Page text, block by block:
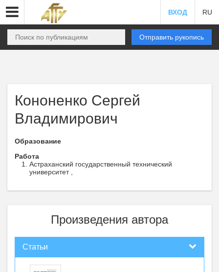
ВХОД RU
Отправить рукопись
Кононенко Сергей
Владимирович
Образование
Работа
Астраханский государственный технический
университет ,
Произведения автора
Статьи